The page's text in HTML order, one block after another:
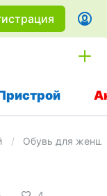
Обувь для